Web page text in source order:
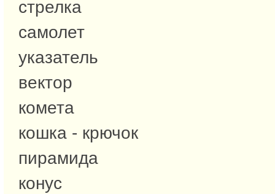
стрелка
самолет
указатель
вектор
комета
кошка - крючок
пирамида
конус